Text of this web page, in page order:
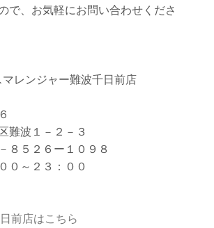
で、お気軽にお問い合わせくださ
レンジャー難波千日前店
難波１－２－３
８５２６ー１０９８
０～２３：００
前店はこちら